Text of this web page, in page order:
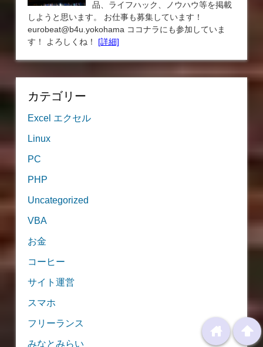
品、ライフハック、ノウハウ等を掲載
しようと思います。 お仕事も募集しています！
eurobeat@b4u.yokohama ココナラにも参加していま
す！ よろしくね！
[詳細]
カテゴリー
Excel エクセル
Linux
PC
PHP
Uncategorized
VBA
お金
コーヒー
サイト運営
スマホ
フリーランス
みなとみらい
arrowup
home